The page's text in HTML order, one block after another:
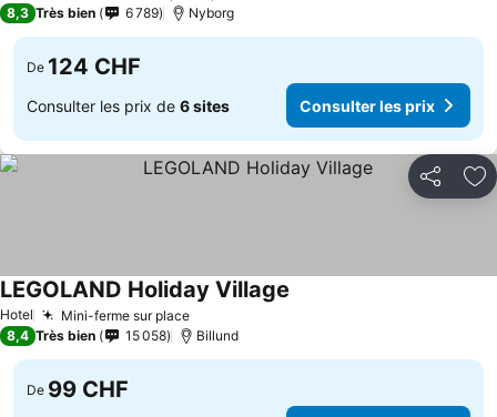
8,3 Très bien 6 789 Nyborg
De 124 CHF
Consulter les prix de 6 sites Consulter les prix
Partager
Hotel Mini-ferme sur place
LEGOLAND Holiday Village
8,4 Très bien 15 058 Billund
De 99 CHF